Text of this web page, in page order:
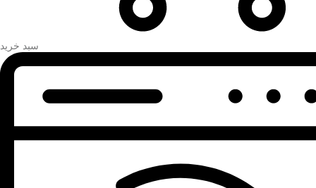
سبد خرید